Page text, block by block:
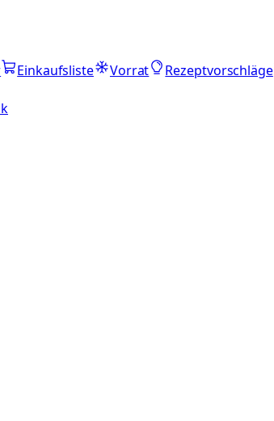
Einkaufsliste Vorrat Rezeptvorschläge